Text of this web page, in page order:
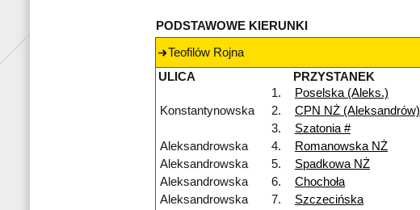
PODSTAWOWE KIERUNKI
Teofilów Rojna
ULICA
PRZYSTANEK
1.
Poselska (Aleks.)
Konstantynowska
2. CPN NŻ (Aleksandrów)
3.
Szatonia #
Aleksandrowska
4. Romanowska NŻ
Aleksandrowska
5. Spadkowa NŻ
Aleksandrowska
6. Chochoła
Aleksandrowska
7. Szczecińska